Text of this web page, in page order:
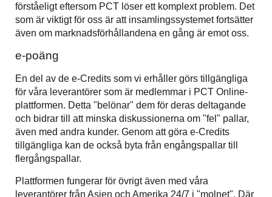
förståeligt eftersom PCT löser ett komplext problem. Det
som är viktigt för oss är att insamlingssystemet fortsätter
även om marknadsförhållandena en gång är emot oss.
e-poäng
En del av de e-Credits som vi erhåller görs tillgängliga
för våra leverantörer som är medlemmar i PCT Online-
plattformen. Detta "belönar" dem för deras deltagande
och bidrar till att minska diskussionerna om "fel" pallar,
även med andra kunder. Genom att göra e-Credits
tillgängliga kan de också byta från engångspallar till
flergångspallar.
Plattformen fungerar för övrigt även med våra
leverantörer från Asien och Amerika 24/7 i "molnet". Där